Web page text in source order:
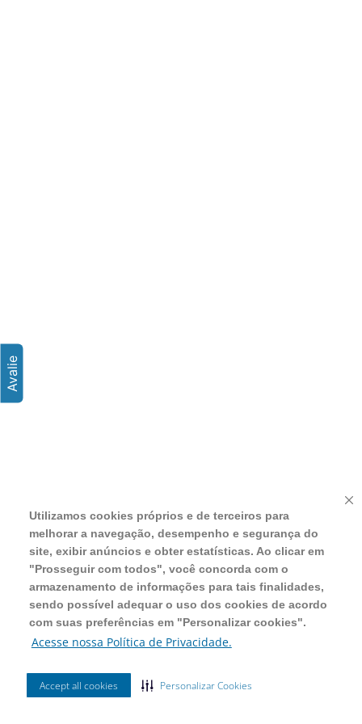
We use our own and third-party cookies to improve
site navigation, performance, and security, display
ads, and obtain statistics. By clicking on “Proceed
with all”, you agree to the storage of information for
such purposes, and it is possible to adapt the use of
cookies according to your preferences in “Personalize
cookies”.Access our Privacy Policy.
Accept all cookies Customize Cookies
Utilizamos cookies próprios e de terceiros para
melhorar a navegação, desempenho e segurança do
site, exibir anúncios e obter estatísticas. Ao clicar em
"Prosseguir com todos", você concorda com o
armazenamento de informações para tais finalidades,
sendo possível adequar o uso dos cookies de acordo
com suas preferências em "Personalizar cookies".
Acesse nossa Política de Privacidade.
Accept all cookies Personalizar Cookies